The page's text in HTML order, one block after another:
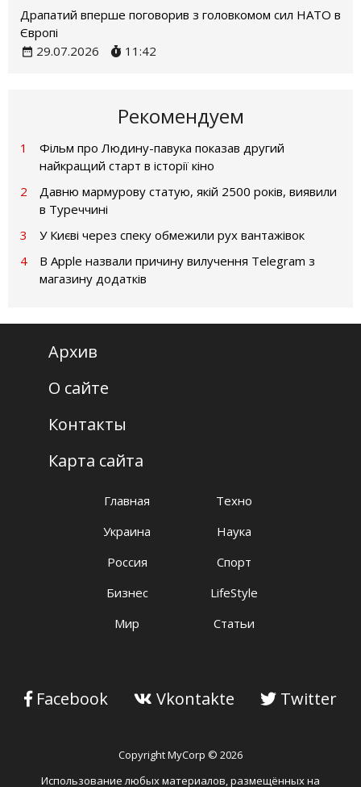
Драпатий вперше поговорив з головкомом сил НАТО в
Європі
29.07.2026
11:42
Рекомендуем
1
Фільм про Людину-павука показав другий
найкращий старт в історії кіно
2
Давню мармурову статую, якій 2500 років, виявили
в Туреччині
3
У Києві через спеку обмежили рух вантажівок
4
В Apple назвали причину вилучення Telegram з
магазину додатків
Copyright MyCorp © 2026
Использование любых материалов, размещённых на
Главная
Украина
Россия
Бизнес
Мир
Техно
Наука
Спорт
LifeStyle
Статьи
Facebook Vkontakte Twitter
Архив
О сайте
Контакты
Карта сайта